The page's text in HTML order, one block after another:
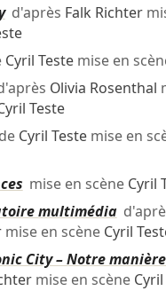
d'après Falk Richter
Cyril Testemise en
Olivia Rosenthal
Teste
Cyril Testemise en
mise en scène Cyril
multimédia
mise en scène Cyril
City – Notre
mise en scène